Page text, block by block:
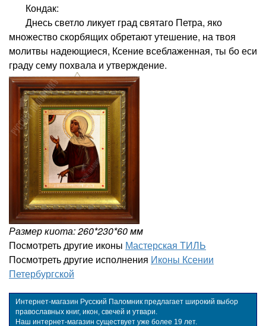
Кондак:
Днесь светло ликует град святаго Петра, яко
множество скорбящих обретают утешение, на твоя
молитвы надеющиеся, Ксение всеблаженная, ты бо еси
граду сему похвала и утверждение.
Размер киота: 260*230*60 мм
Посмотреть другие иконы Мастерская ТИЛЬ
Посмотреть другие исполнения Иконы Ксении
Петербургской
Интернет-магазин Русский Паломник предлагает широкий выбор
православных книг, икон, свечей и утвари.
Наш интернет-магазин существует уже более 19 лет.